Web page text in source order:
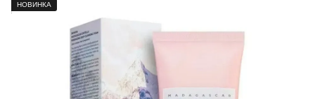
НОВИНКА